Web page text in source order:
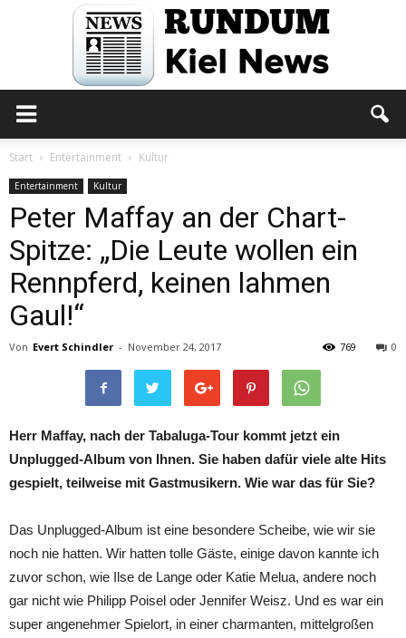
Kiel
News
Start Entertainment Kultur
Entertainment Kultur
Peter Maffay an der Chart-
Spitze: „Die Leute wollen ein
Rennpferd, keinen lahmen
Gaul!“
Von Evert Schindler - November 24, 2017 0
769
Herr Maffay, nach der Tabaluga-Tour kommt jetzt ein
Unplugged-Album von Ihnen. Sie haben dafür viele alte Hits
gespielt, teilweise mit Gastmusikern. Wie war das für Sie?
Das Unplugged-Album ist eine besondere Scheibe, wie wir sie
noch nie hatten. Wir hatten tolle Gäste, einige davon kannte ich
zuvor schon, wie Ilse de Lange oder Katie Melua, andere noch
gar nicht wie Philipp Poisel oder Jennifer Weisz. Und es war ein
super angenehmer Spielort, in einer charmanten, mittelgroßen